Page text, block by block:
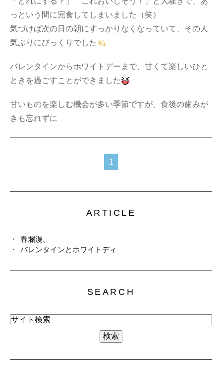
っという間に完食してしまいました（笑）
気づけば次の日の朝にすっかりなくなっていて、その人
気ぶりにびっくりでした
バレンタインからホワイトデーまで、甘くて楽しいひと
ときを過ごすことができました
甘いものを楽しむ機会が多い季節ですが、食後の歯みが
きも忘れずに
1
ARTICLE
春爛漫。
バレンタインとホワイトディ
SEARCH